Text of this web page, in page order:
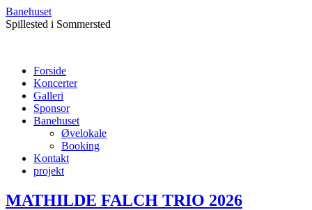
Banehuset
Spillested i Sommersted
Forside
Koncerter
Galleri
Sponsor
Banehuset
Øvelokale
Booking
Kontakt
projekt
MATHILDE FALCH TRIO 2026